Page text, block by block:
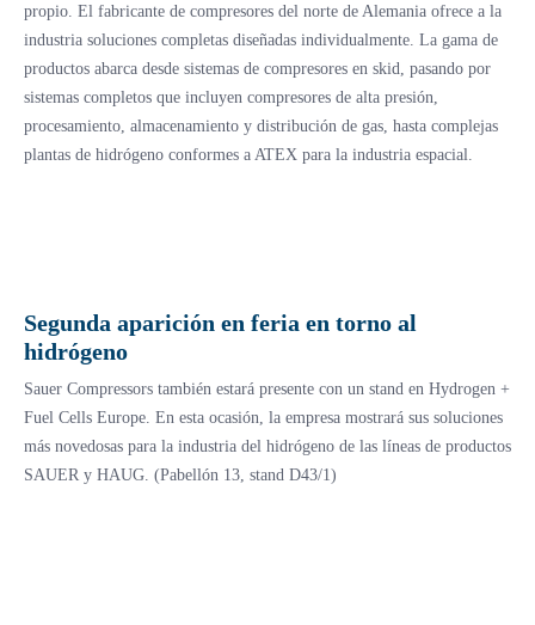
propio. El fabricante de compresores del norte de Alemania ofrece a la
industria soluciones completas diseñadas individualmente. La gama de
productos abarca desde sistemas de compresores en skid, pasando por
sistemas completos que incluyen compresores de alta presión,
procesamiento, almacenamiento y distribución de gas, hasta complejas
plantas de hidrógeno conformes a ATEX para la industria espacial.
Segunda aparición en feria en torno al
hidrógeno
Sauer Compressors también estará presente con un stand en Hydrogen +
Fuel Cells Europe. En esta ocasión, la empresa mostrará sus soluciones
más novedosas para la industria del hidrógeno de las líneas de productos
SAUER y HAUG. (Pabellón 13, stand D43/1)